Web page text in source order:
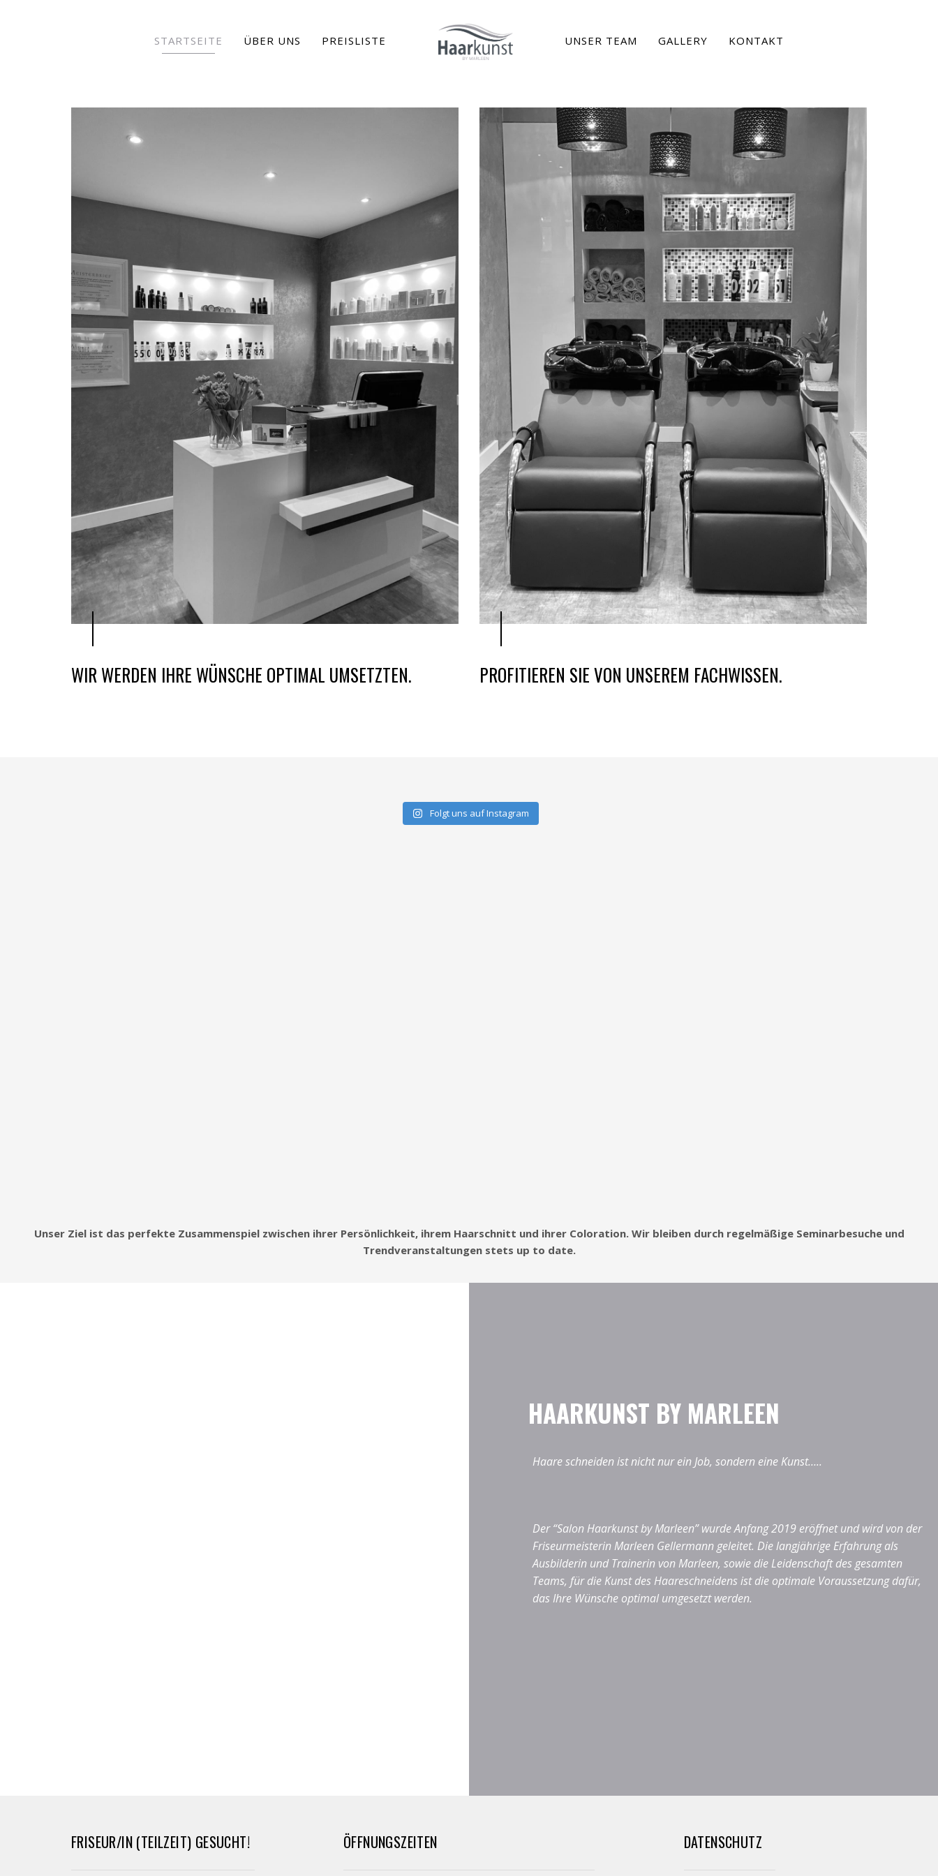
STARTSEITE ÜBER UNS PREISLISTE UNSER TEAM GALLERY KONTAKT
WIR WERDEN IHRE WÜNSCHE OPTIMAL UMSETZTEN. PROFITIEREN SIE VON UNSEREM FACHWISSEN.
Folgt uns auf Instagram
Unser Ziel ist das perfekte Zusammenspiel zwischen ihrer Persönlichkeit, ihrem Haarschnitt und ihrer Coloration. Wir bleiben durch regelmäßige Seminarbesuche und
Trendveranstaltungen stets up to date.
HAARKUNST BY MARLEEN
Haare schneiden ist nicht nur ein Job, sondern eine Kunst…..
Der “Salon Haarkunst by Marleen” wurde Anfang 2019 eröffnet und wird von der
Friseurmeisterin Marleen Gellermann geleitet. Die langjährige Erfahrung als
Ausbilderin und Trainerin von Marleen, sowie die Leidenschaft des gesamten
Teams, für die Kunst des Haareschneidens ist die optimale Voraussetzung dafür,
das Ihre Wünsche optimal umgesetzt werden.
FRISEUR/IN (TEILZEIT) GESUCHT! ÖFFNUNGSZEITEN DATENSCHUTZ